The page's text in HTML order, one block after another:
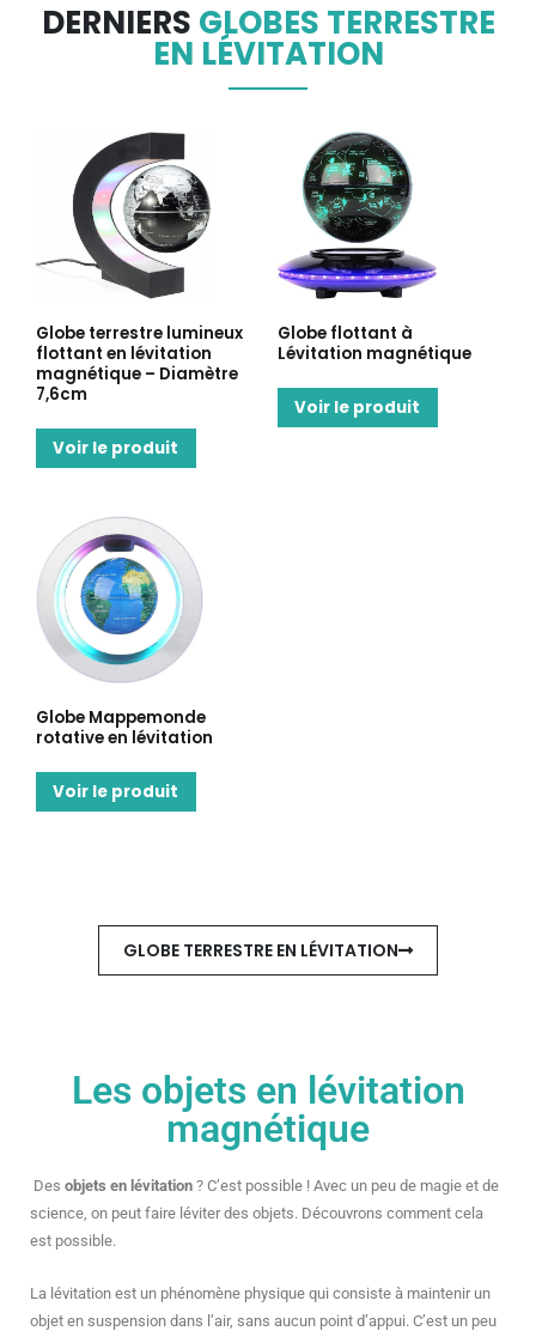
DERNIERS GLOBES TERRESTRE
EN LÉVITATION
Globe terrestre lumineux
flottant en lévitation
magnétique – Diamètre
7,6cm
Voir le produit
Globe flottant à
Lévitation magnétique
Voir le produit
Globe Mappemonde
rotative en lévitation
Voir le produit
GLOBE TERRESTRE EN LÉVITATION
Les objets en lévitation
magnétique
Des objets en lévitation ? C’est possible ! Avec un peu de magie et de
science, on peut faire léviter des objets. Découvrons comment cela
est possible.
La lévitation est un phénomène physique qui consiste à maintenir un
objet en suspension dans l’air, sans aucun point d’appui. C’est un peu